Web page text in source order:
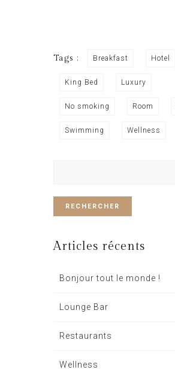
Tags : Breakfast Hotel
King Bed Luxury
No smoking Room
Swimming Wellness
Articles récents
Bonjour tout le monde !
Lounge Bar
Restaurants
Wellness